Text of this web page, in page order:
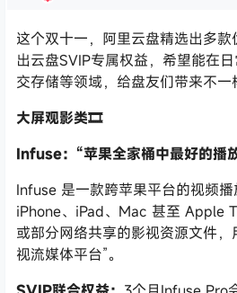
这个双十一，阿里云盘精选出多
出云盘SVIP专属权益，希望能在
交存储等领域，给盘友们带来不一
大屏观影类🎞
Infuse：“苹果全家桶中最好的播
Infuse 是一款跨苹果平台的视频
iPhone、iPad、Mac 甚至 Apple
或部分网络共享的影视资源文件，
视流媒体平台”。